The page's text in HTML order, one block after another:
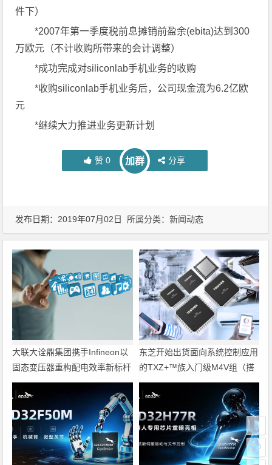
件下）
*2007年第一季度税前息摊销前盈余(ebita)达到300
万欧元（不计收购所带来的会计调整）
*成功完成对siliconlab手机业务的收购
*收购siliconlab手机业务后，公司现金流为6.2亿欧
元
*继续大力推进业务更新计划
赞 0 加群 分享
发布日期：2019年07月02日 所属分类：新闻动态
大联大诠鼎集团携手Infineon以
固态变压器重构配电效率新标杆
东芝开始出货面向系统控制应用
的TXZ+™族入门级M4V组（搭
载Arm Cortex‑M4内核的标准微
控制器）工程样品